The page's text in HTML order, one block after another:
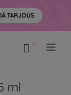
TARJOUS
ml